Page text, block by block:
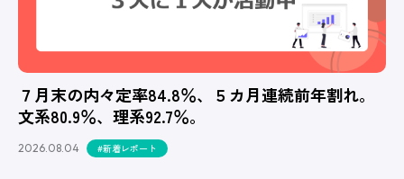
７月末の内々定率84.8％、５カ月連続前年割れ。
文系80.9％、理系92.7％。
2026.08.04 #新着レポート